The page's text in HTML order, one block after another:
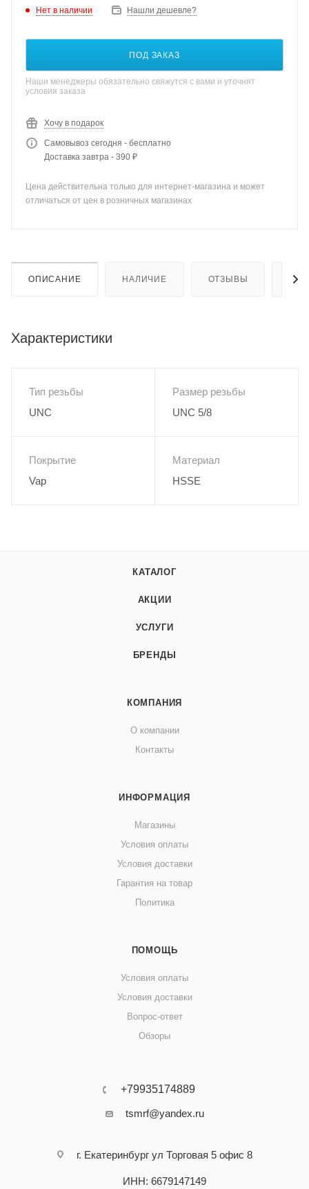
Нет в наличии Нашли дешевле?
ПОД ЗАКАЗ
Наши менеджеры обязательно свяжутся с вами и уточнят
условия заказа
Хочу в подарок
Самовывоз сегодня - бесплатно
Доставка завтра - 390 ₽
Цена действительна только для интернет-магазина и может
отличаться от цен в розничных магазинах
ОПИСАНИЕ НАЛИЧИЕ ОТЗЫВЫ
Характеристики
Тип резьбы
UNC
Размер резьбы
UNC 5/8
Покрытие
Vap
Материал
HSSE
КАТАЛОГ
АКЦИИ
УСЛУГИ
БРЕНДЫ
КОМПАНИЯ
О компании
Контакты
ИНФОРМАЦИЯ
Магазины
Условия оплаты
Условия доставки
Гарантия на товар
Политика
ПОМОЩЬ
Условия оплаты
Условия доставки
Вопрос-ответ
Обзоры
+79935174889
tsmrf@yandex.ru
г. Екатеринбург ул Торговая 5 офис 8
ИНН: 6679147149